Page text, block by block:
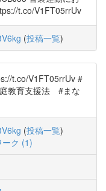
t.co/V1FT05rrUv
(投稿一覧)
t.co/V1FT05rrUv #
教育支援法 #まな
(投稿一覧)
ーク (1)